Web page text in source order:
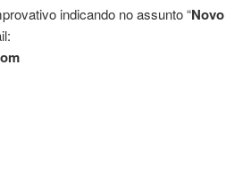
indicando no assunto “Novo